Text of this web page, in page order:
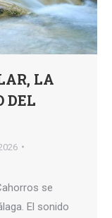
LA
DEL
se
El sonido